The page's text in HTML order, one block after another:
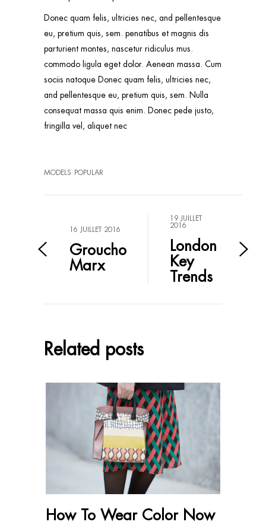
Donec quam felis, ultricies nec, and pellentesque
eu, pretium quis, sem. penatibus et magnis dis
parturient montes, nascetur ridiculus mus.
commodo ligula eget dolor. Aenean massa. Cum
sociis natoque Donec quam felis, ultricies nec,
and pellentesque eu, pretium quis, sem. Nulla
consequat massa quis enim. Donec pede justo,
fringilla vel, aliquet nec
MODELS POPULAR
16 JUILLET 2016
Groucho
Marx
19 JUILLET
2016
London
Key
Trends
Related posts
How To Wear Color Now